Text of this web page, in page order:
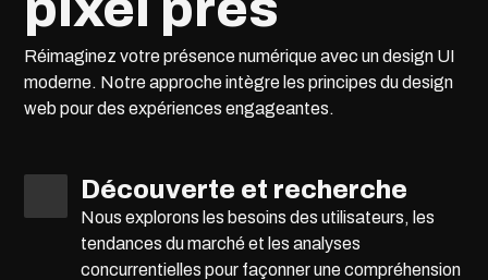
Réimaginez votre présence numérique avec un design UI
moderne. Notre approche intègre les principes du design
web pour des expériences engageantes.
Découverte et recherche
Nous explorons les besoins des utilisateurs, les
tendances du marché et les analyses
concurrentielles pour façonner une compréhension